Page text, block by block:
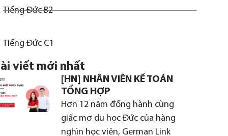
Tiếng Đức B2
Tiếng Đức C1
viết mới nhất
[HN] NHÂN VIÊN KẾ TOÁN
TỔNG HỢP
Hơn 12 năm đồng hành cùng
giấc mơ du học Đức của hàng
nghìn học viên, German Link